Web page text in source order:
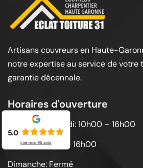
Artisans couvreurs en Haute-
notre expertise au service de votre
garantie décennale.
Horaires d'ouverture
Lundi au vendredi: 10h00 – 16h00
Samedi: 10h00 – 16h00
Dimanche: Fermé
5.0
Lire nos 95avis